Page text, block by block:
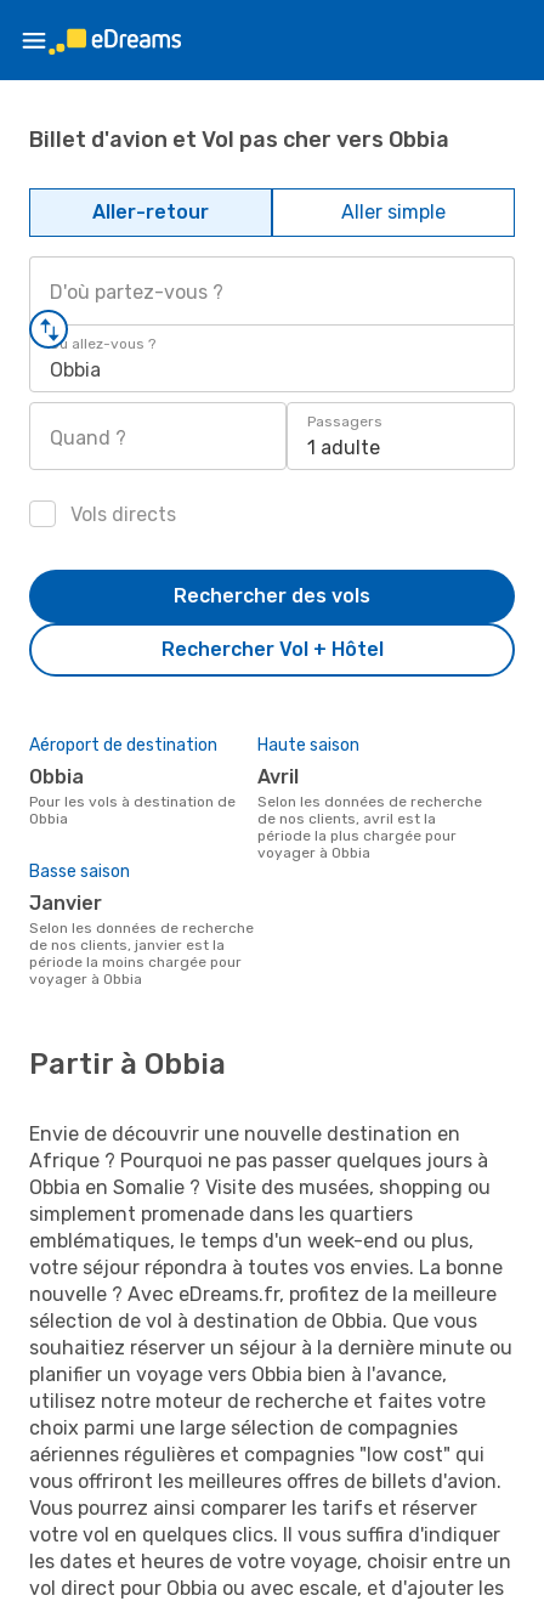
Billet d'avion et Vol pas cher vers Obbia
Aller-retour Aller simple
D'où partez-vous ?
Où allez-vous ?
Obbia
Quand ?
Passagers
1 adulte
Vols directs
Rechercher Vol + Hôtel
Rechercher des vols
Aéroport de destination
Obbia
Pour les vols à destination de
Obbia
Haute saison
avril
Selon les données de recherche
de nos clients, avril est la
période la plus chargée pour
voyager à Obbia
Basse saison
janvier
Selon les données de recherche
de nos clients, janvier est la
période la moins chargée pour
voyager à Obbia
Partir à Obbia
Envie de découvrir une nouvelle destination en
Afrique ? Pourquoi ne pas passer quelques jours à
Obbia en Somalie ? Visite des musées, shopping ou
simplement promenade dans les quartiers
emblématiques, le temps d'un week-end ou plus,
votre séjour répondra à toutes vos envies. La bonne
nouvelle ? Avec eDreams.fr, profitez de la meilleure
sélection de vol à destination de Obbia. Que vous
souhaitiez réserver un séjour à la dernière minute ou
planifier un voyage vers Obbia bien à l'avance,
utilisez notre moteur de recherche et faites votre
choix parmi une large sélection de compagnies
aériennes régulières et compagnies "low cost" qui
vous offriront les meilleures offres de billets d'avion.
Vous pourrez ainsi comparer les tarifs et réserver
votre vol en quelques clics. Il vous suffira d'indiquer
les dates et heures de votre voyage, choisir entre un
vol direct pour Obbia ou avec escale, et d'ajouter les